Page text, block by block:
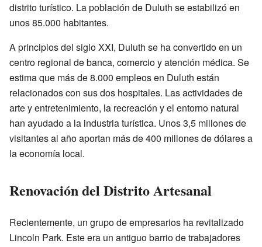
distrito turístico. La población de Duluth se estabilizó en
unos 85.000 habitantes.
A principios del siglo XXI, Duluth se ha convertido en un
centro regional de banca, comercio y atención médica. Se
estima que más de 8.000 empleos en Duluth están
relacionados con sus dos hospitales. Las actividades de
arte y entretenimiento, la recreación y el entorno natural
han ayudado a la industria turística. Unos 3,5 millones de
visitantes al año aportan más de 400 millones de dólares a
la economía local.
Renovación del Distrito Artesanal
Recientemente, un grupo de empresarios ha revitalizado
Lincoln Park. Este era un antiguo barrio de trabajadores